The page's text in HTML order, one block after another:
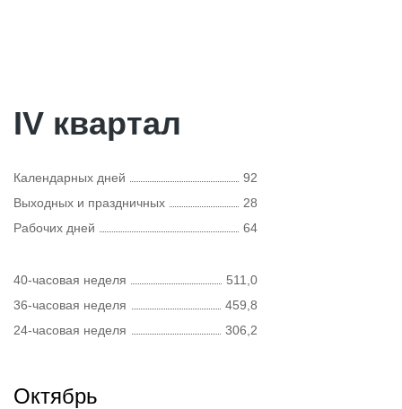
IV квартал
Календарных дней
92
Выходных и праздничных
28
Рабочих дней
64
40-часовая неделя
511,0
36-часовая неделя
459,8
24-часовая неделя
306,2
Октябрь